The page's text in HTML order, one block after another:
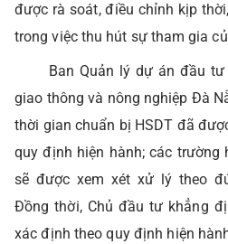
được rà soát, điều chỉnh kịp
trong việc thu hút sự tham gia
Ban Quản lý dự án đầu
giao thông và nông nghiệp Đà
thời gian chuẩn bị HSDT đã
quy định hiện hành; các trường
sẽ được xem xét xử lý theo
Đồng thời, Chủ đầu tư khẳng
xác định theo quy định hiện